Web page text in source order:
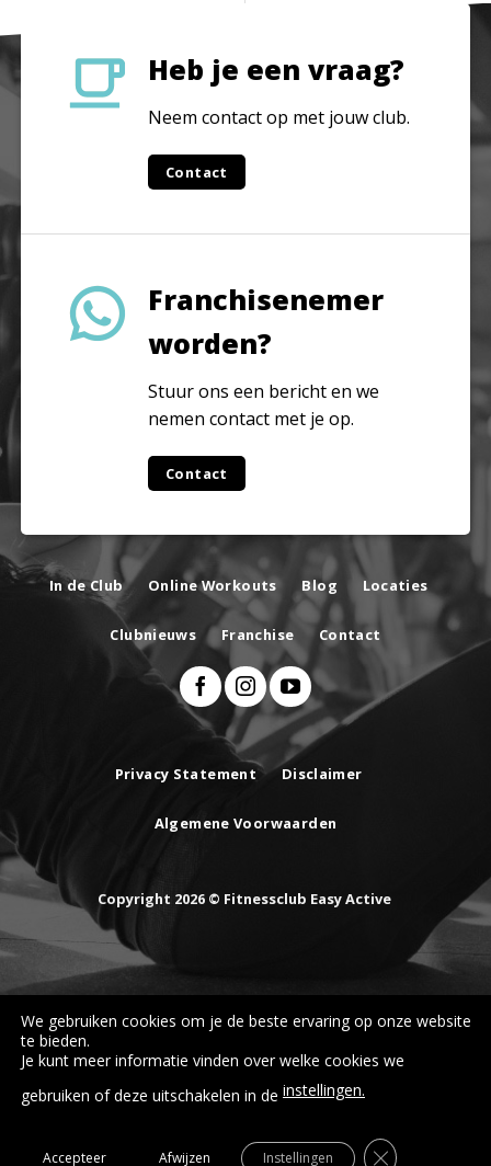
Heb je een vraag?
Neem contact op met jouw club.
Contact
Franchisenemer
worden?
Stuur ons een bericht en we
nemen contact met je op.
Contact
In de Club Online Workouts Blog Locaties
Clubnieuws Franchise Contact
Privacy Statement Disclaimer
Algemene Voorwaarden
Copyright 2026 © Fitnessclub Easy Active
Suikerziekte Astma Revalideren Personal training
We gebruiken cookies om je de beste ervaring op onze website
te bieden.
Je kunt meer informatie vinden over welke cookies we
gebruiken of deze uitschakelen in de instellingen.
Accepteer Afwijzen Instellingen Sluit AVG/